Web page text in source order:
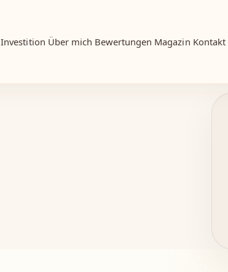
Investition Über mich Bewertungen Magazin Kontakt